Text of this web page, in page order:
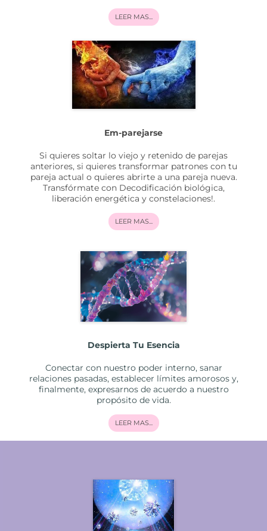
LEER MAS...
Em-parejarse
Si quieres soltar lo viejo y retenido de parejas
anteriores, si quieres transformar patrones con tu
pareja actual o quieres abrirte a una pareja nueva.
Transfórmate con Decodificación biológica,
liberación energética y constelaciones!.
LEER MAS...
Despierta Tu Esencia
Conectar con nuestro poder interno, sanar
relaciones pasadas, establecer límites amorosos y,
finalmente, expresarnos de acuerdo a nuestro
propósito de vida.
LEER MAS...